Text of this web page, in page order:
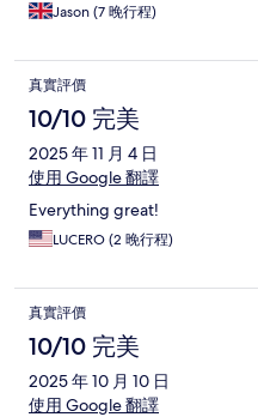
Jason (7 晚行程)
真實評價
10/10 完美
2025 年 11 月 4 日
使用 Google 翻譯
Everything great!
LUCERO (2 晚行程)
真實評價
10/10 完美
2025 年 10 月 10 日
使用 Google 翻譯